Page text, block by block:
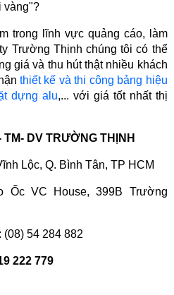
vàng"?
trong lĩnh vực quảng cáo, làm
Trường Thịnh chúng tôi có thể
giá và thu hút thật nhiều khách
thiết kế và thi công bảng hiệu
dựng alu,... với giá tốt nhất thị
DV TRƯỜNG THỊNH
Lộc, Q. Bình Tân, TP HCM
Ốc VC House, 399B Trường
(08) 54 284 882
222 779